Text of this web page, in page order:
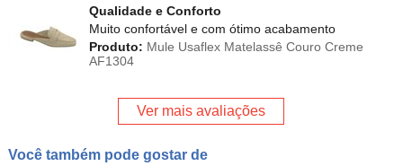
Qualidade e Conforto
Muito confortável e com ótimo acabamento
Produto: Mule Usaflex Matelassê Couro Creme
AF1304
Ver mais avaliações
Você também pode gostar de